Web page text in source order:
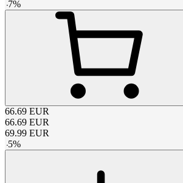
-7%
66.69 EUR
66.69 EUR
69.99 EUR
-5%